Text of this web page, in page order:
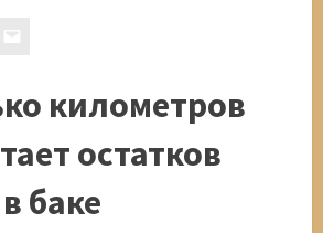
километров
остатков
баке